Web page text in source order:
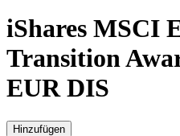
iShares MSCI
Transition
EUR DIS
Hinzufügen